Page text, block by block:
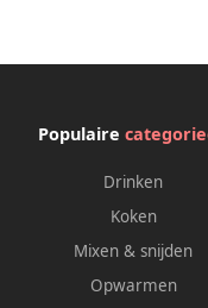
Populaire
Drinken
Koken
Mixen & snijden
Opwarmen